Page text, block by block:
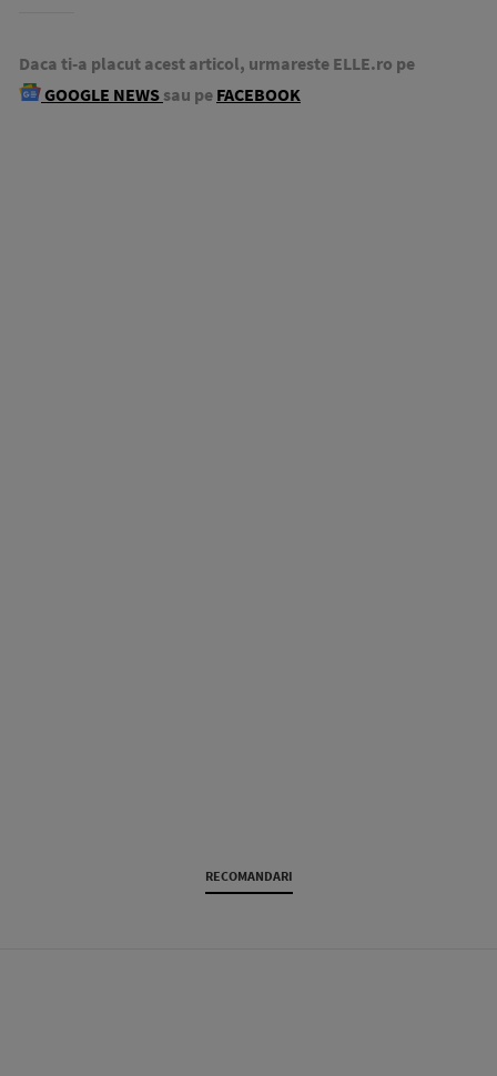
Daca ti-a placut acest articol, urmareste ELLE.ro pe
GOOGLE NEWS sau pe FACEBOOK
RECOMANDARI